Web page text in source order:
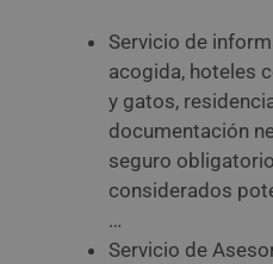
Servicio de
acogida, hoteles
y gatos,
documentación
seguro
considerados
…
Servicio de